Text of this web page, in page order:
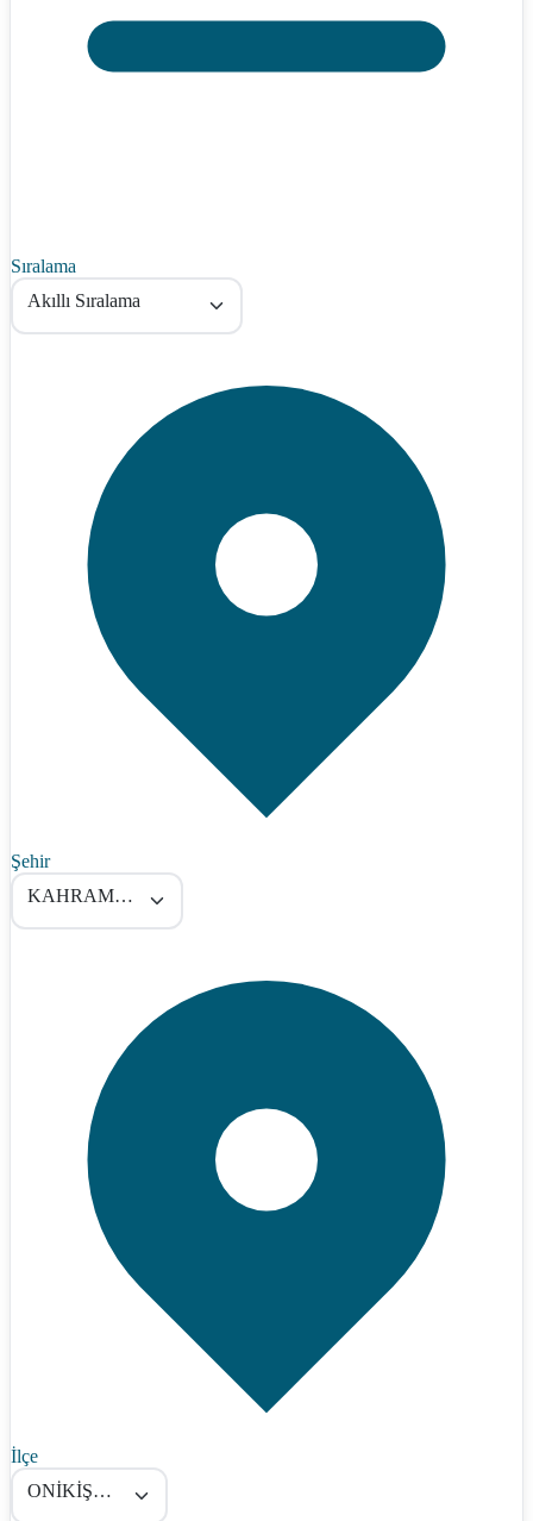
Sıralama
Akıllı Sıralama
Şehir
KAHRAMANMARAŞ
İlçe
ONİKİŞUBAT